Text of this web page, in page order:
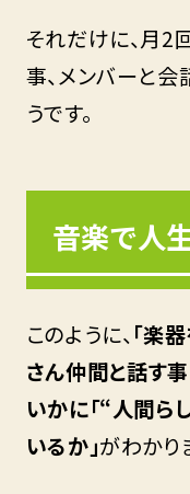
それだけに、月2
事、メンバーと
うです。
音楽で人
このように、「楽
さん仲間と話す事
いかに「“人間ら
いるか」がわかり